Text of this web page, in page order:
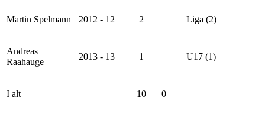
Martin Spelmann 2012 - 12 2 Liga (2)
Andreas
Raahauge
2013 - 13 1 U17 (1)
I alt 10 0